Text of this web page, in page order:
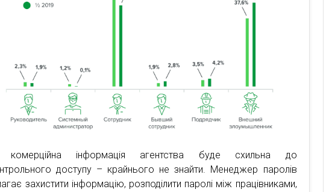
інформація агентства буде схильна до
доступу – крайнього не знайти. Менеджер паролів
захистити інформацію, розподілити паролі між працівниками,